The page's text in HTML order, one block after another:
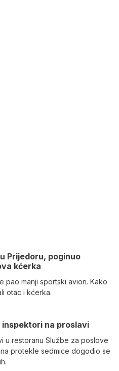
Prijedoru, poginuo
kćerka
pao manji sportski avion. Kako
otac i kćerka.
na proslavi
u restoranu Službe za poslove
protekle sedmice dogodio se